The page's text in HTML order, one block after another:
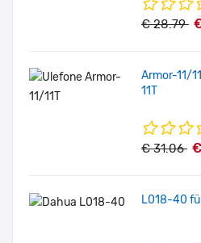
€ 28.79
Armor-11/
11T
€ 31.06
L018-40